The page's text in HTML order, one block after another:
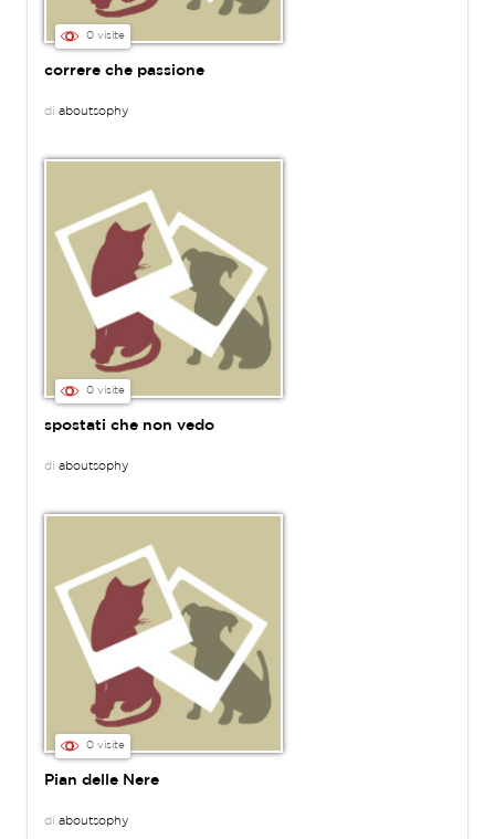
0 visite
correre che passione
di aboutsophy
0 visite
spostati che non vedo
di aboutsophy
0 visite
Pian delle Nere
di aboutsophy